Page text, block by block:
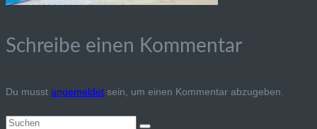
Schreibe einen Kommentar
Du musst angemeldet sein, um einen Kommentar abzugeben.
Suchen